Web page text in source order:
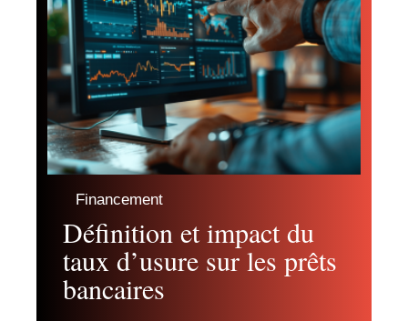
Financement
Définition et impact du
taux d’usure sur les prêts
bancaires